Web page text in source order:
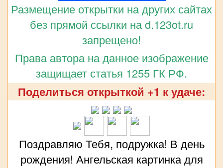
Размещение открытки на других сайтах
без прямой ссылки на d.123ot.ru
запрещено!
Права автора на данное изображение
защищает статья 1255 ГК РФ.
Поделиться открыткой +1 к удаче:
Поздравляю Тебя, подружка! В день
рождения! Ангельская картинка для